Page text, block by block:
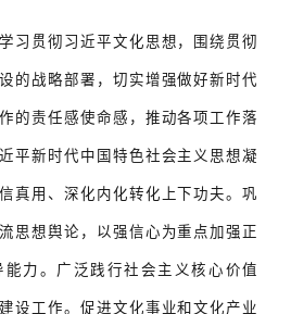
习贯彻习近平文化思想，围绕贯彻
的战略部署，切实增强做好新时代
的责任感使命感，推动各项工作落
平新时代中国特色社会主义思想凝
真用、深化内化转化上下功夫。巩
思想舆论，以强信心为重点加强正
力。广泛践行社会主义核心价值
设工作。促进文化事业和文化产业